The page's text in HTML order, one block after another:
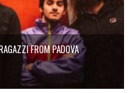
FROM PADOVA